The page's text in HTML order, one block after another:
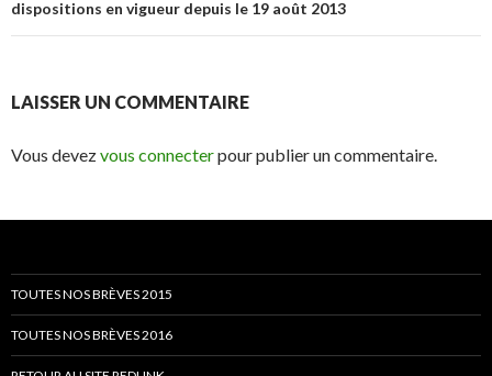
dispositions en vigueur depuis le 19 août 2013
LAISSER UN COMMENTAIRE
Vous devezvous connecterpour publier un commentaire.
TOUTES NOS BRÈVES 2015
TOUTES NOS BRÈVES 2016